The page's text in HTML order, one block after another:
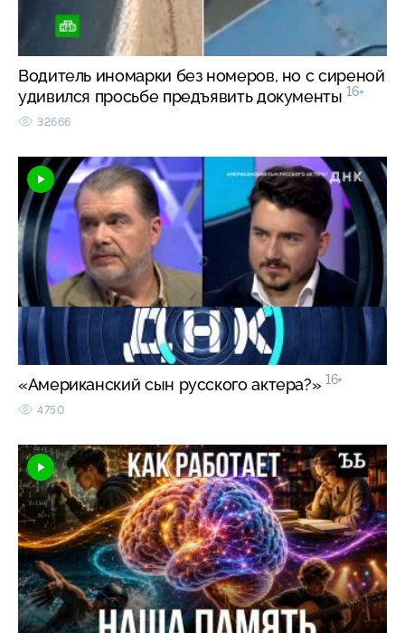
Водитель иномарки без номеров, но с сиреной
удивился просьбе предъявить документы 16+
32666
«Американский сын русского актера?» 16+
4750